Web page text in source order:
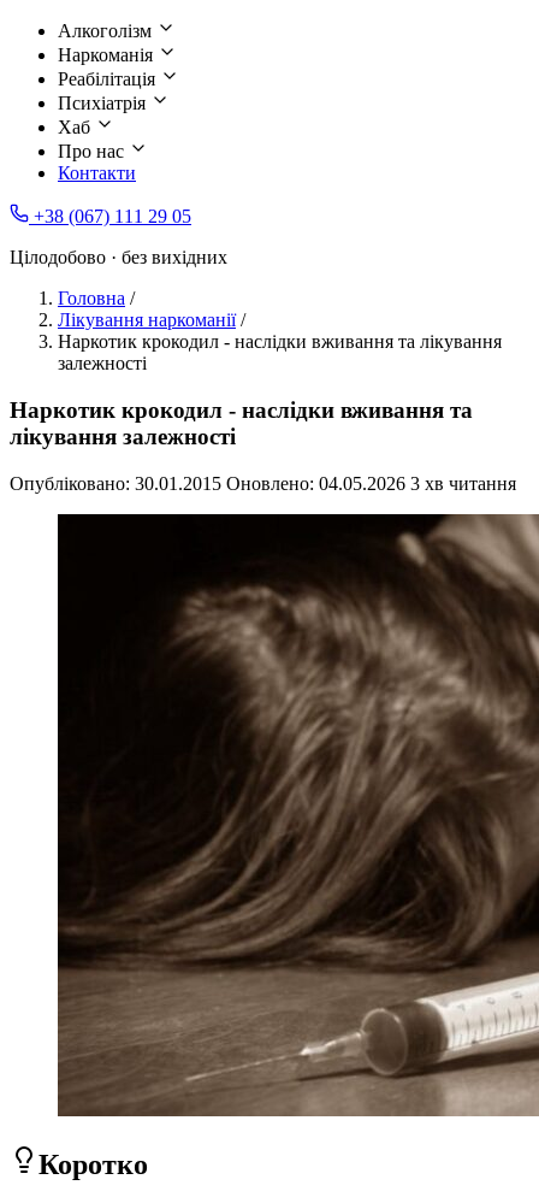
Алкоголізм
Наркоманія
Реабілітація
Психіатрія
Хаб
Про нас
Контакти
+38 (067) 111 29 05
Цілодобово · без вихідних
Головна /
Лікування наркоманії /
Наркотик крокодил - наслідки вживання та лікування
залежності
Наркотик крокодил - наслідки вживання та
лікування залежності
Опубліковано: 30.01.2015 Оновлено: 04.05.2026 3 хв читання
Коротко